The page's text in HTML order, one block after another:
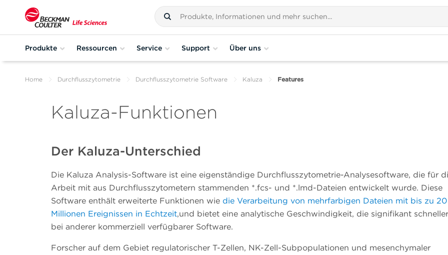
Produkte Ressourcen Service Support Über uns
Home Durchflusszytometrie Durchflusszytometrie Software Kaluza Features
Kaluza-Funktionen
Der Kaluza-Unterschied
Die Kaluza Analysis-Software ist eine eigenständige Durchflusszytometrie-Analysesoftware, die für
Arbeit mit aus Durchflusszytometern stammenden *.fcs- und *.lmd-Dateien entwickelt wurde. Diese
Software enthält erweiterte Funktionen wie die Verarbeitung von mehrfarbigen Dateien mit bis zu 20
Millionen Ereignissen in Echtzeit,und bietet eine analytische Geschwindigkeit, die signifikant
bei anderer kommerziell verfügbarer Software.
Forscher auf dem Gebiet regulatorischer T-Zellen, NK-Zell-Subpopulationen und mesenchymaler